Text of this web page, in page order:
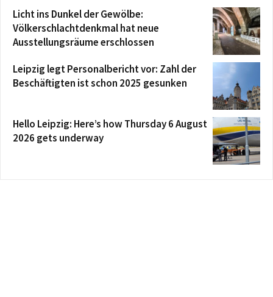
Licht ins Dunkel der Gewölbe:
Völkerschlachtdenkmal hat neue
Ausstellungsräume erschlossen
Leipzig legt Personalbericht vor: Zahl der
Beschäftigten ist schon 2025 gesunken
Hello Leipzig: Here’s how Thursday 6 August
2026 gets underway